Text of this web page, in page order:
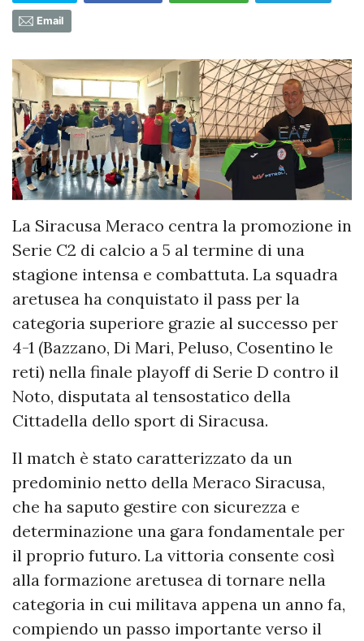
Email
La Siracusa Meraco centra la promozione in
Serie C2 di calcio a 5 al termine di una
stagione intensa e combattuta. La squadra
aretusea ha conquistato il pass per la
categoria superiore grazie al successo per
4-1 (Bazzano, Di Mari, Peluso, Cosentino le
reti) nella finale playoff di Serie D contro il
Noto, disputata al tensostatico della
Cittadella dello sport di Siracusa.
Il match è stato caratterizzato da un
predominio netto della Meraco Siracusa,
che ha saputo gestire con sicurezza e
determinazione una gara fondamentale per
il proprio futuro. La vittoria consente così
alla formazione aretusea di tornare nella
categoria in cui militava appena un anno fa,
compiendo un passo importante verso il